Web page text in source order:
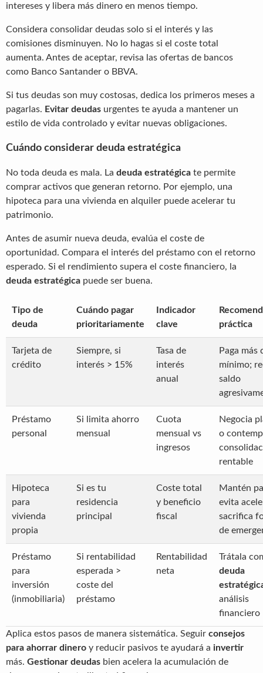
intereses y libera más dinero en menos tiempo.
Considera consolidar deudas solo si el interés y las
comisiones disminuyen. No lo hagas si el coste total
aumenta. Antes de aceptar, revisa las ofertas de bancos
como Banco Santander o BBVA.
Si tus deudas son muy costosas, dedica los primeros meses a
pagarlas. Evitar deudas urgentes te ayuda a mantener un
estilo de vida controlado y evitar nuevas obligaciones.
Cuándo considerar deuda estratégica
No toda deuda es mala. La deuda estratégica te permite
comprar activos que generan retorno. Por ejemplo, una
hipoteca para una vivienda en alquiler puede acelerar tu
patrimonio.
Antes de asumir nueva deuda, evalúa el coste de
oportunidad. Compara el interés del préstamo con el retorno
esperado. Si el rendimiento supera el coste financiero, la
deuda estratégica puede ser buena.
Tipo de
deuda
Cuándo pagar
prioritariamente
Indicador
clave
práctica
Tarjeta de
crédito
Siempre, si
interés > 15%
Tasa de
interés
anual
Paga más
mínimo;
saldo
Préstamo
personal
Si limita ahorro
mensual
Cuota
mensual vs
ingresos
Negocia
o
rentable
Hipoteca
para
vivienda
propia
Si es tu
residencia
principal
Coste total
y beneficio
fiscal
Mantén
evita
sacrifica
de
Préstamo
para
inversión
(inmobiliaria)
Si rentabilidad
esperada >
coste del
préstamo
Rentabilidad
neta
Trátala
deuda
análisis
financiero
Aplica estos pasos de manera sistemática. Seguir consejos
para ahorrar dinero y reducir pasivos te ayudará a invertir
más. Gestionar deudas bien acelera la acumulación de